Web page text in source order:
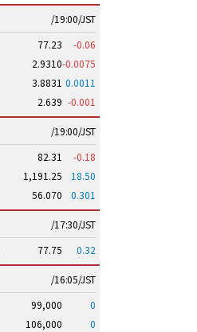
/19:00/JST
77.23
-0.06
2.9310-0.0075
3.8831 0.0011
2.639 -0.001
/19:00/JST
82.31
-0.18
1,191.25
18.50
56.070 0.301
/17:30/JST
77.75 0.32
/16:05/JST
99,000
0
106,000
0